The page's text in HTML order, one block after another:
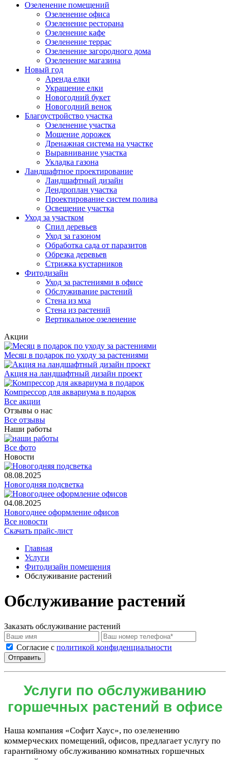
Озеленение помещений
Озеленение офиса
Озеленение ресторана
Озеленение кафе
Озеленение террас
Озеленение загородного дома
Озеленение магазина
Новый год
Аренда елки
Украшение елки
Новогодний букет
Новогодний венок
Благоустройство участка
Озеленение участка
Мощение дорожек
Дренажная система на участке
Выравнивание участка
Укладка газона
Ландшафтное проектирование
Ландшафтный дизайн
Дендроплан участка
Проектирование систем полива
Освещение участка
Уход за участком
Спил деревьев
Уход за газоном
Обработка сада от паразитов
Обрезка деревьев
Стрижка кустарников
Фитодизайн
Уход за растениями в офисе
Обслуживание растений
Стена из мха
Стена из растений
Вертикальное озеленение
Акции
Месяц в подарок по уходу за растениями
Акция на ландшафтный дизайн проект
Компрессор для аквариума в подарок
Все акции
Отзывы о нас
Все отзывы
Наши работы
Все фото
Новости
08.08.2025
Новогодняя подсветка
04.08.2025
Новогоднее оформление офисов
Все новости
Скачать прайс-лист
Главная
Услуги
Фитодизайн помещения
Обслуживание растений
Обслуживание растений
Заказать обслуживание растений
Cогласие с политикой конфиденциальности
Отправить
Услуги по обслуживанию
горшечных растений в офисе
Наша компания «Софит Хаус», по озеленению
коммерческих помещений, офисов, предлагает услугу по
гарантийному обслуживанию комнатных горшечных